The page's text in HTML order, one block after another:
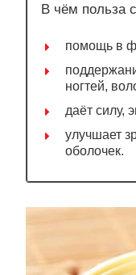
В чём польза
помощь в
ногтей,
даёт силу,
улучшает
оболочек.